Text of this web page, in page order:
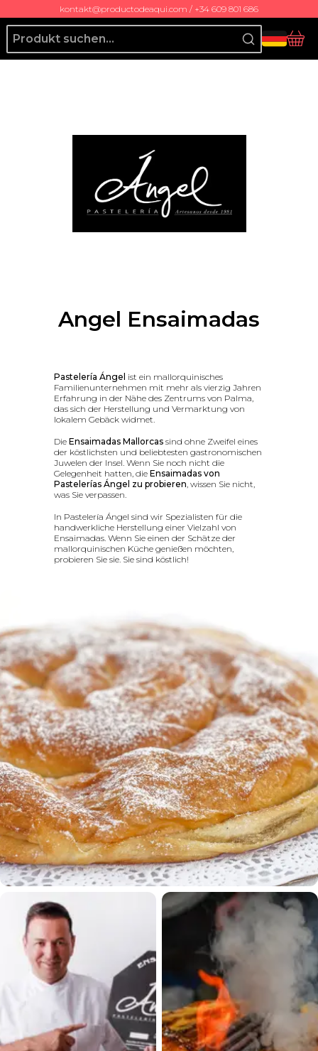
kontakt@productodeaqui.com / +34 609 801 686
Producto de Aquí
Angel Ensaimadas
Pastelería Ángel ist ein mallorquinisches
Familienunternehmen mit mehr als vierzig Jahren
Erfahrung in der Nähe des Zentrums von Palma,
das sich der Herstellung und Vermarktung von
lokalem Gebäck widmet.
DieEnsaimadas Mallorcas sind ohne Zweifel eines
der köstlichsten und beliebtesten gastronomischen
Juwelen der Insel. Wenn Sie noch nicht die
Gelegenheit hatten, die Ensaimadas von
Pastelerías Ángel zu probieren, wissen Sie nicht,
was Sie verpassen.
In Pastelería Ángel sind wir Spezialisten für die
handwerkliche Herstellung einer Vielzahl von
Ensaimadas. Wenn Sie einen der Schätze der
mallorquinischen Küche genießen möchten,
probieren Sie sie. Sie sind köstlich!